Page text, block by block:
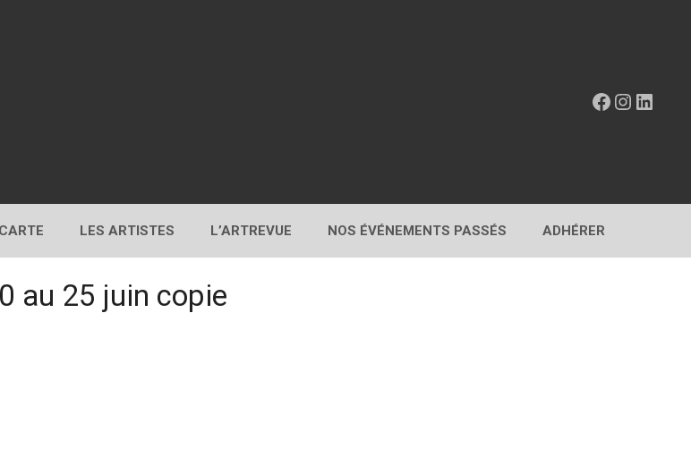
Facebook
LES ARTISTES L’ARTREVUE NOS ÉVÉNEMENTS PASSÉS ADHÉRER
au 25 juin copie